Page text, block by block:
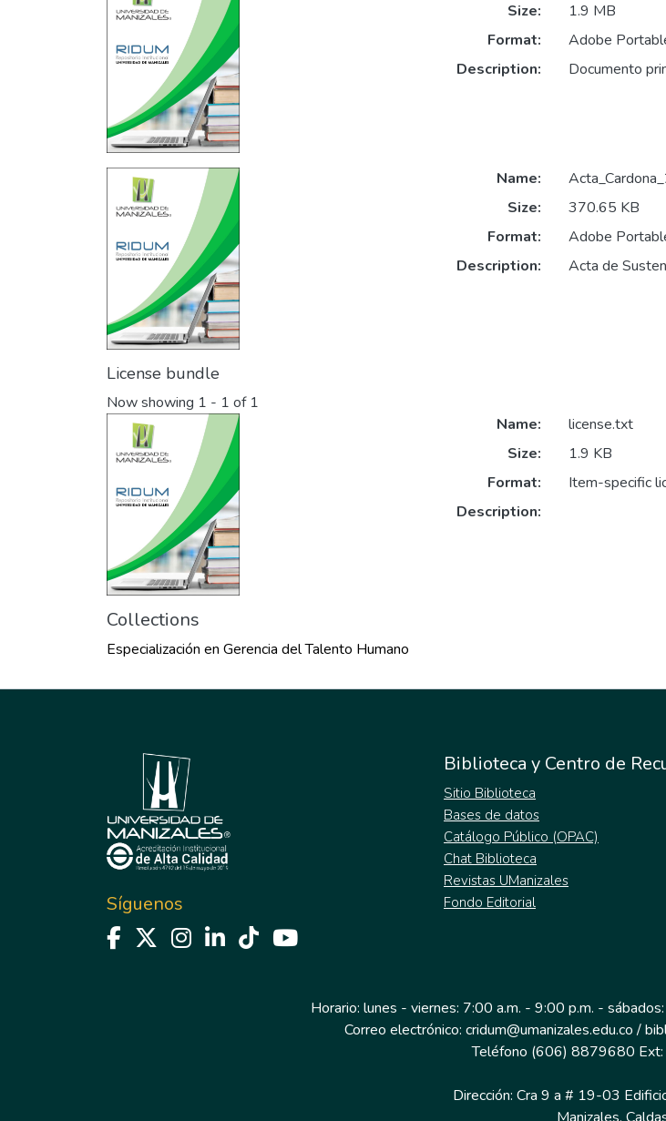
Size:
1.9 MB
Format:
Adobe
Description:
Documento
Name:
Size:
370.65 KB
Format:
Adobe
Description:
Acta de
License bundle
Now showing 1 - 1 of 1
Name:
license.txt
Size:
1.9 KB
Format:
Item-specific
Description:
Collections
Especialización en Gerencia del Talento Humano
Síguenos
Biblioteca y Centro de
Sitio Biblioteca
Bases de datos
Catálogo Público (OPAC)
Chat Biblioteca
Revistas UManizales
Fondo Editorial
Horario: lunes - viernes: 7:00 a.m. - 9:00 p.m. -
Correo electrónico: cridum@umanizales.edu.co /
Teléfono (606) 8879680
Dirección: Cra 9 a # 19-03